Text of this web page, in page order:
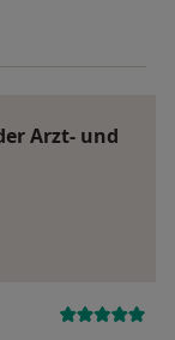
Arzt- und